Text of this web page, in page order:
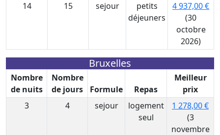
14
15 sejour
petits
déjeuners
4 937,00 €
(30
octobre
2026)
Bruxelles
Nombre
de nuits
Nombre
de jours
Formule Repas
Meilleur
prix
3
4 sejour
logement
seul
1 278,00 €
(3
novembre